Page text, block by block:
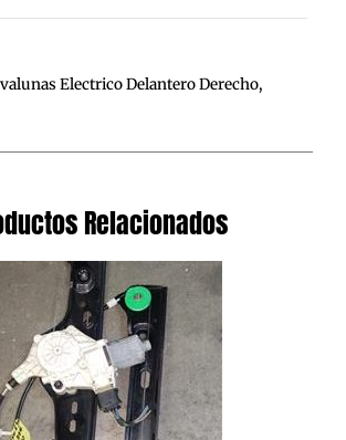
Electrico Delantero Derecho,
Relacionados